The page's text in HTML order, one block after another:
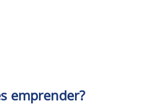
emprender?